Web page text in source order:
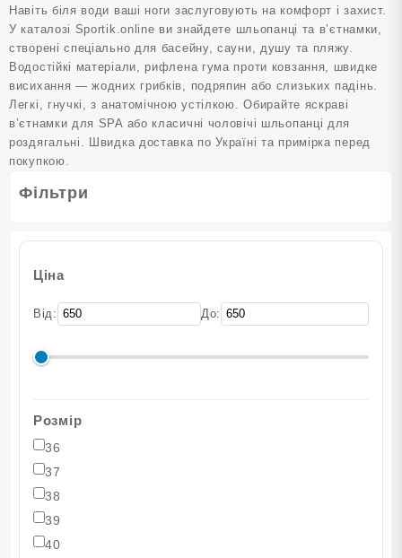
Фільтри
Ціна
Від: До:
Розмір
36
37
38
39
40
Навіть біля води ваші ноги заслуговують на комфорт і захист.
У каталозі Sportik.online ви знайдете шльопанці та в’єтнамки,
створені спеціально для басейну, сауни, душу та пляжу.
Водостійкі матеріали, рифлена гума проти ковзання, швидке
висихання — жодних грибків, подряпин або слизьких падінь.
Легкі, гнучкі, з анатомічною устілкою. Обирайте яскраві
в’єтнамки для SPA або класичні чоловічі шльопанці для
роздягальні. Швидка доставка по Україні та примірка перед
покупкою.
Параметри
можна
вибрати
на
сторінці
товару